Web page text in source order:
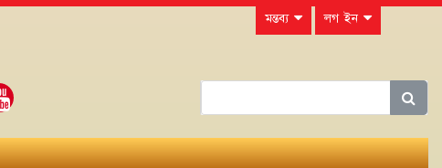
মন্তব্য লগ ইন